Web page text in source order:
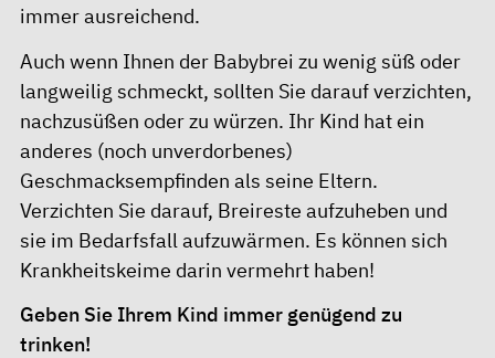
immer ausreichend.
Auch wenn Ihnen der Babybrei zu wenig süß oder
langweilig schmeckt, sollten Sie darauf verzichten,
nachzusüßen oder zu würzen. Ihr Kind hat ein
anderes (noch unverdorbenes)
Geschmacksempfinden als seine Eltern.
Verzichten Sie darauf, Breireste aufzuheben und
sie im Bedarfsfall aufzuwärmen. Es können sich
Krankheitskeime darin vermehrt haben!
Geben Sie Ihrem Kind immer genügend zu
trinken!